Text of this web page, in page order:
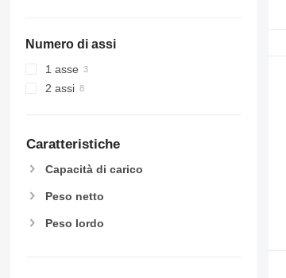
Numero di assi
1 asse
2 assi
Caratteristiche
Capacità di carico
Peso netto
Peso lordo